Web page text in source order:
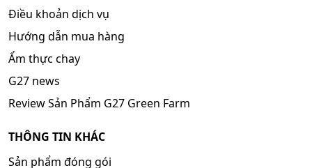
Điều khoản dịch vụ
Hướng dẫn mua hàng
Ẩm thực chay
G27 news
Review Sản Phẩm G27 Green Farm
THÔNG TIN KHÁC
Sản phẩm đóng gói